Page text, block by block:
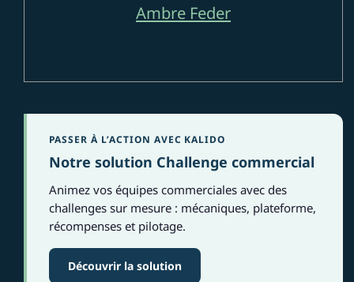
Ambre Feder
PASSER À L’ACTION AVEC KALIDO
Notre solution Challenge commercial
Animez vos équipes commerciales avec des
challenges sur mesure : mécaniques, plateforme,
récompenses et pilotage.
Découvrir la solution